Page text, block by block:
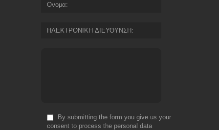
Ονομα
ΗΛΕΚΤΡΟΝΙΚΗ ΔΙΕΥΘΥΝΣΗ
By submitting the form you give us your
consent to process the personal data